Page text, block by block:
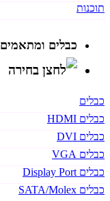
תוכנות
כבלים ומתאמים
כבלים
כבלים HDMI
כבלים DVI
כבלים VGA
כבלים Display Port
כבלים SATA/Molex